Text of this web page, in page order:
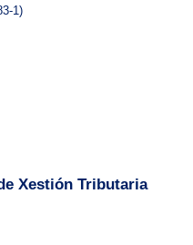
1)
Xestión Tributaria